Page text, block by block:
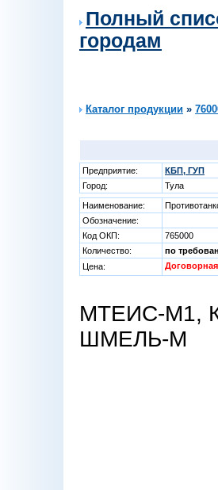
Полный
городам
Каталог продукции »
Предприятие:
КБП, ГУП
Город:
Тула
Наименование:
Обозначение:
Код ОКП:
765000
Количество:
по
Цена:
Договорная
МТЕИС-М1,
ШМЕЛЬ-М